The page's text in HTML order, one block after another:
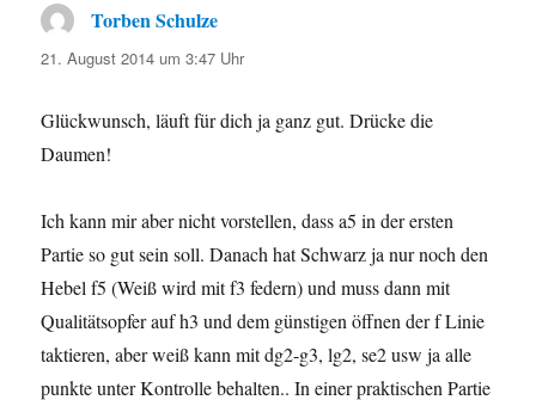
Torben Schulze
21. August 2014 um 3:47 Uhr
Glückwunsch, läuft für dich ja ganz gut. Drücke die
Daumen!
Ich kann mir aber nicht vorstellen, dass a5 in der ersten
Partie so gut sein soll. Danach hat Schwarz ja nur noch den
Hebel f5 (Weiß wird mit f3 federn) und muss dann mit
Qualitätsopfer auf h3 und dem günstigen öffnen der f Linie
taktieren, aber weiß kann mit dg2-g3, lg2, se2 usw ja alle
punkte unter Kontrolle behalten.. In einer praktischen Partie